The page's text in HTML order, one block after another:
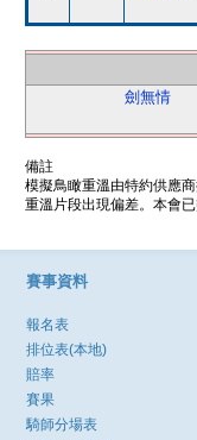
劍無情
備註
模擬鳥瞰重溫由特約供應
重溫片段出現偏差。本會
賽事資料
報名表
排位表(本地)
賠率
賽果
騎師分場表